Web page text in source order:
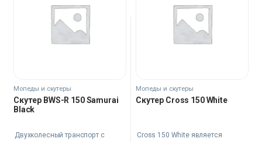
Мопеды и скутеры
Скутер BWS-R 150 Samurai
Black
Двухколесный транспорт с
Мопеды и скутеры
Скутер Cross 150 White
Cross 150 White является